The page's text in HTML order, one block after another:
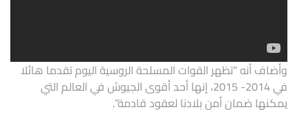
وأضاف أنه “تظهر القوات المسلحة الروسية اليوم تقدما هائلا
في 2014- 2015، إنها أحد أقوى الجيوش في العالم التي
يمكنها ضمان أمن بلادنا لعقود قادمة”.